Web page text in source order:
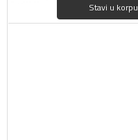
Stavi u korpu